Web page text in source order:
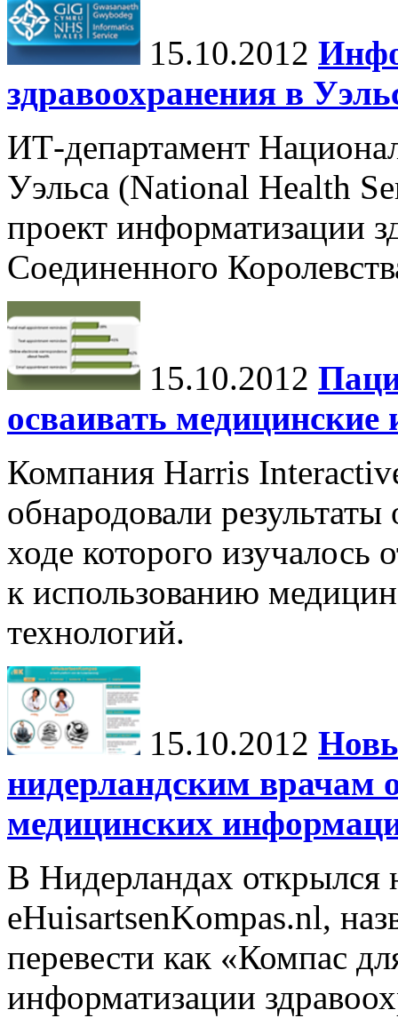
15.10.2012
здравоохранения в
ИТ-департамент
Уэльса (National Health
проект информатизации
Соединенного
15.10.2012
осваивать
Компания Harris
обнародовали
ходе которого изучалось
к использованию
технологий.
15.10.2012
нидерландским врачам
медицинских
В Нидерландах открылся
eHuisartsenKompas.nl,
перевести как «Компас
информатизации